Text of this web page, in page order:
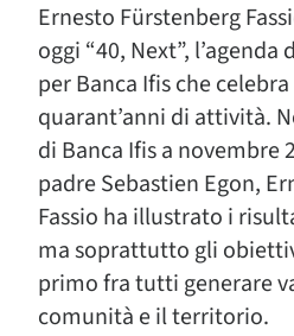
Ernesto Fürstenberg
oggi “40, Next”,
per Banca Ifis che
quarant’anni di attività.
di Banca Ifis a novembre
padre Sebastien Egon,
Fassio ha illustrato i
ma soprattutto gli
primo fra tutti generare
comunità e il territorio.